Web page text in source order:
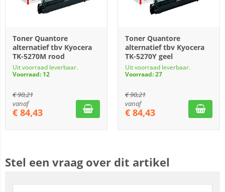
Toner Quantore
alternatief tbv Kyocera
TK-5270M rood
Uit voorraad leverbaar.
Voorraad: 12
€90,21
vanaf
€ 84,43
Toner Quantore
alternatief tbv Kyocera
TK-5270Y geel
Uit voorraad leverbaar.
Voorraad: 27
€90,21
vanaf
€ 84,43
Stel een vraag over dit artikel